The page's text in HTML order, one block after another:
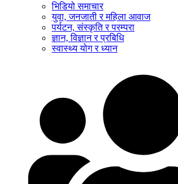
भिडियो समाचार
युवा, जनजाती र महिला आवाज
पर्यटन, संस्कृति र परम्परा
ज्ञान, विज्ञान र प्रबिधि
स्वास्थ्य योग र ध्यान